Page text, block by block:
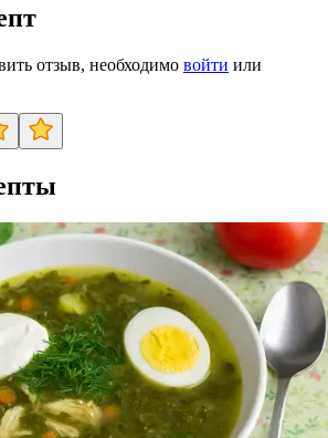
отзыв, необходимо войти или